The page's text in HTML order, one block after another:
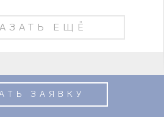
ЕЩЁ
ЗАЯВКУ